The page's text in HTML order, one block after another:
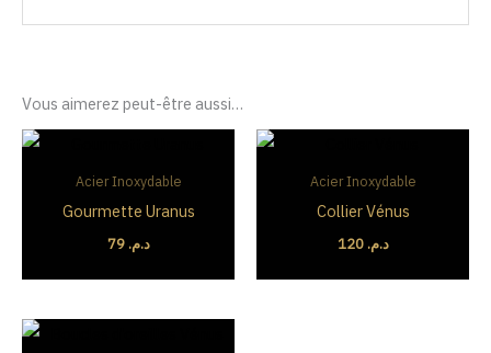
Vous aimerez peut-être aussi…
Acier Inoxydable
Gourmette Uranus
د.م. 79
Acier Inoxydable
Collier Vénus
د.م. 120